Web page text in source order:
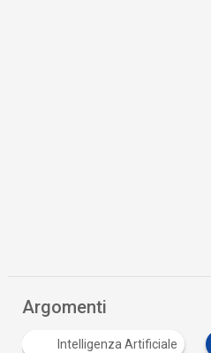
Argomenti
Intelligenza Artificiale